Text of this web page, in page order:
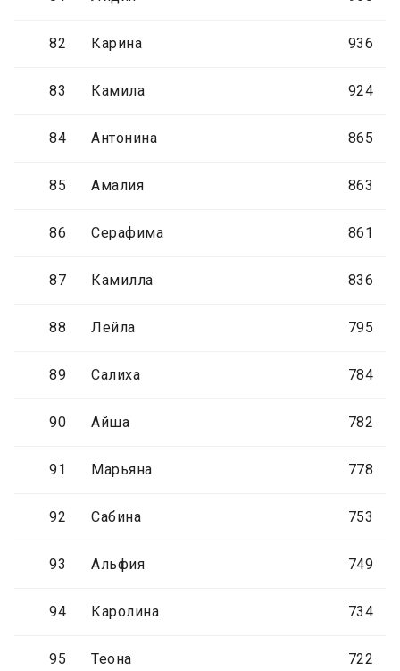
82 Карина 936
83 Камила 924
84 Антонина 865
85 Амалия 863
86 Серафима 861
87 Камилла 836
88 Лейла 795
89 Салиха 784
90 Айша 782
91 Марьяна 778
92 Сабина 753
93 Альфия 749
94 Каролина 734
95 Теона 722